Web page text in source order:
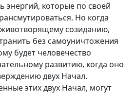
энергий, которые по своей
Но когда
созиданию,
без самоуничтожения
будет человечество
развитию, когда оно
двух Начал.
этих двух Начал, могут